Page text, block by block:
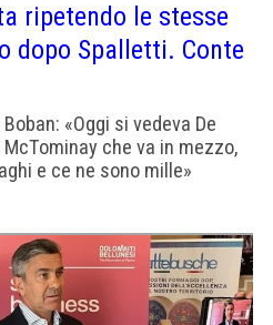
ripetendo le stesse
dopo Spalletti. Conte
Boban: «Oggi si vedeva De
che va in mezzo,
e ce ne sono mille»